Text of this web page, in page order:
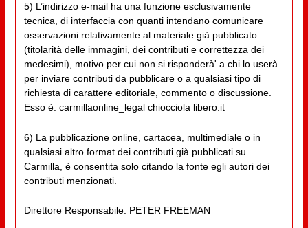
5) L’indirizzo e-mail ha una funzione esclusivamente
tecnica, di interfaccia con quanti intendano comunicare
osservazioni relativamente al materiale già pubblicato
(titolarità delle immagini, dei contributi e correttezza dei
medesimi), motivo per cui non si risponderà' a chi lo userà
per inviare contributi da pubblicare o a qualsiasi tipo di
richiesta di carattere editoriale, commento o discussione.
Esso è: carmillaonline_legal chiocciola libero.it
6) La pubblicazione online, cartacea, multimediale o in
qualsiasi altro format dei contributi già pubblicati su
Carmilla, è consentita solo citando la fonte egli autori dei
contributi menzionati.
Direttore Responsabile: PETER FREEMAN